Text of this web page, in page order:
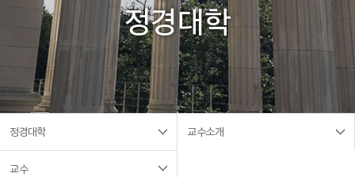
정경대학
정경대학 교수소개
교수